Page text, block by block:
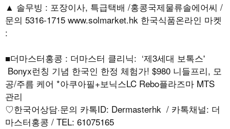
▲ 솔무빙 : 포장이사, 특급택배 /홍콩국제물류솔에어씨 /
문의 5316-1715 www.solmarket.hk 한국식품온라인 마켓
:
■더마스터홍콩 : 더마스터 클리닉: ‘제3세대 보톡스'
Bonyx런칭 기념 한국인 한정 체험가! $980 니들프리, 모
공/주름 케어 *아쿠아필+보닉스LC Rebo플라즈마 MTS
관리
♡한국어상담·문의 카톡ID: Dermasterhk / 카톡채널: 더
마스터홍콩 / TEL: 61075165